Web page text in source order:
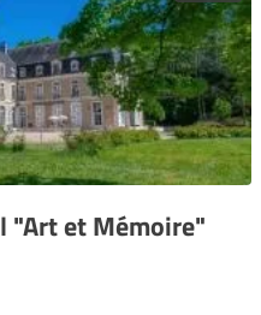
"Art et Mémoire"